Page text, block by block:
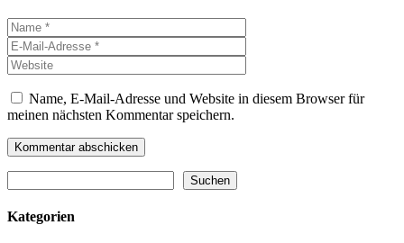
Name
Mail-
Adresse
Name, E-Mail-Adresse und Website in diesem Browser für
meinen nächsten Kommentar speichern.
Suchen
Kategorien